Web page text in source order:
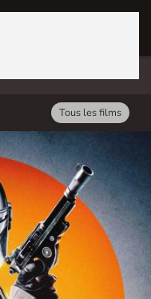
Tous les films